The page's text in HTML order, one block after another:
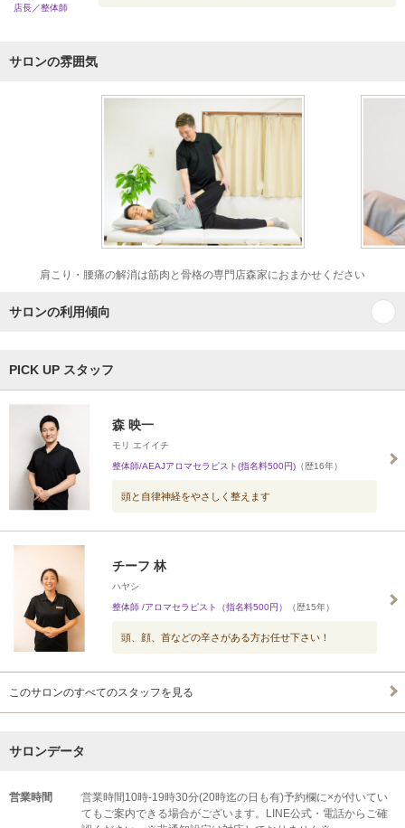
店長／整体師
サロンの雰囲気
肩こり・腰痛の解消は筋肉と骨格の専門店森家におまかせください
サロンの利用傾向
PICK UP スタッフ
森 映一
モリ エイイチ
整体師/AEAJアロマセラピスト(指名料500円) （歴16年）
頭と自律神経をやさしく整えます
チーフ 林
ハヤシ
整体師 /アロマセラピスト（指名料500円） （歴15年）
頭、顔、首などの辛さがある方お任せ下さい！
このサロンのすべてのスタッフを見る
サロンデータ
営業時間
営業時間10時-19時30分(20時迄の日も有)予約欄に×が付いてい
てもご案内できる場合がございます。LINE公式・電話からご確